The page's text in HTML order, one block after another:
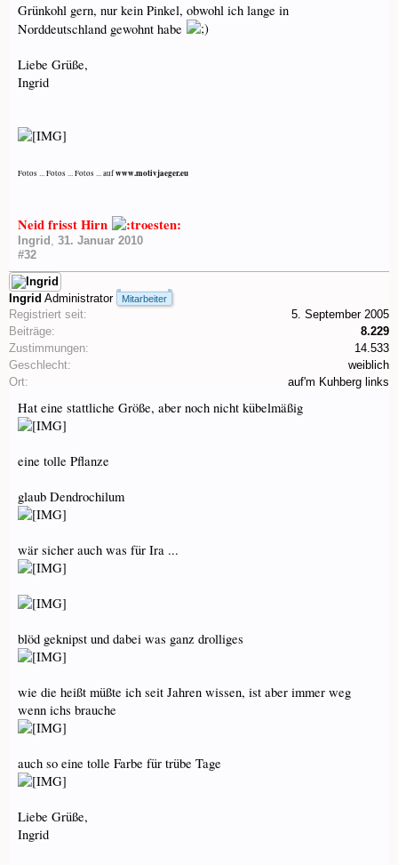
Grünkohl gern, nur kein Pinkel, obwohl ich lange in
Norddeutschland gewohnt habe
Liebe Grüße,
Ingrid
Fotos ... Fotos ... Fotos ... aufwww.motivjaeger.eu
Neid frisst Hirn
Ingrid
31. Januar 2010
#32
Ingrid Administrator Mitarbeiter
Registriert seit:
5. September 2005
Beiträge:
8.229
Zustimmungen:
14.533
Geschlecht:
weiblich
Ort:
auf'm Kuhberg links
Hat eine stattliche Größe, aber noch nicht kübelmäßig
eine tolle Pflanze
glaub Dendrochilum
wär sicher auch was für Ira ...
blöd geknipst und dabei was ganz drolliges
wie die heißt müßte ich seit Jahren wissen, ist aber immer weg
wenn ichs brauche
auch so eine tolle Farbe für trübe Tage
Liebe Grüße,
Ingrid